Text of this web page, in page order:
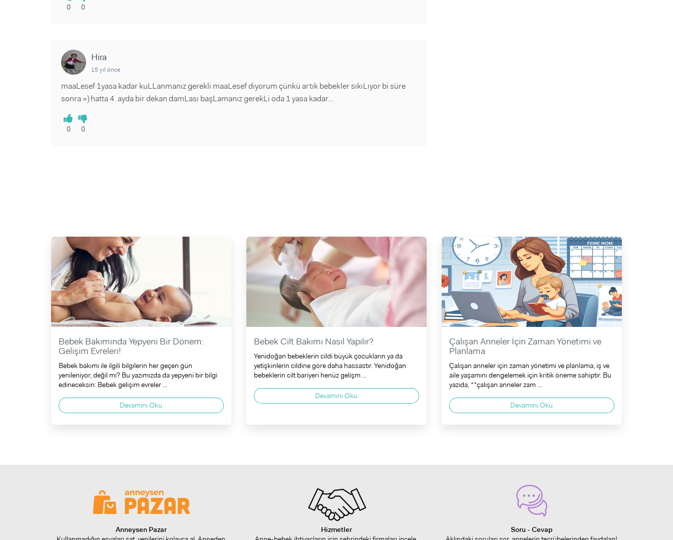
0 0
Hira
15 yıl önce
maaLesef 1yasa kadar kuLLanmanız gerekli maaLesef diyorum çünkü artık bebekler sıkıLıyor bi süre
sonra =) hatta 4. ayda bir dekan damLası başLamanız gerekLi oda 1 yasa kadar...
0 0
Bebek Bakımında Yepyeni Bir Dönem:
Gelişim Evreleri!
Bebek bakımı ile ilgili bilgilerin her geçen gün
yenileniyor, değil mi? Bu yazımızda da yepyeni bir bilgi
edineceksin: Bebek gelişim evreler ...
Devamını Oku
Bebek Cilt Bakımı Nasıl Yapılır?
Yenidoğan bebeklerin cildi büyük çocukların ya da
yetişkinlerin cildine göre daha hassastır. Yenidoğan
bebeklerin cilt bariyeri henüz gelişm ...
Devamını Oku
Çalışan Anneler İçin Zaman Yönetimi ve
Planlama
Çalışan anneler için zaman yönetimi ve planlama, iş ve
aile yaşamını dengelemek için kritik öneme sahiptir. Bu
yazıda, **çalışan anneler zam ...
Devamını Oku
Anneysen Pazar
Hizmetler
Soru - Cevap